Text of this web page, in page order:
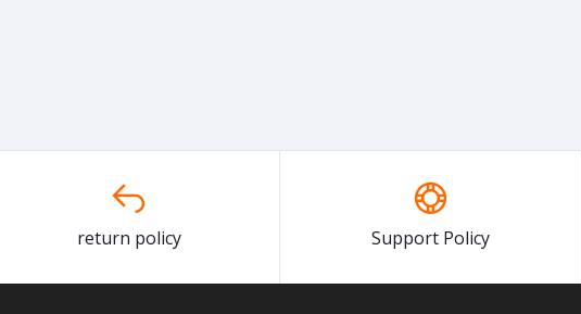
return policy Support Policy